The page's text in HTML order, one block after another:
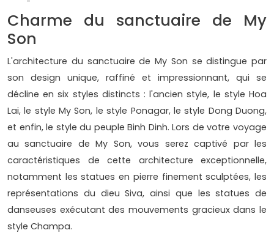
Charme du sanctuaire de My
Son
L'architecture du sanctuaire de My Son se distingue par
son design unique, raffiné et impressionnant, qui se
décline en six styles distincts : l'ancien style, le style Hoa
Lai, le style My Son, le style Ponagar, le style Dong Duong,
et enfin, le style du peuple Binh Dinh. Lors de votre voyage
au sanctuaire de My Son, vous serez captivé par les
caractéristiques de cette architecture exceptionnelle,
notamment les statues en pierre finement sculptées, les
représentations du dieu Siva, ainsi que les statues de
danseuses exécutant des mouvements gracieux dans le
style Champa.